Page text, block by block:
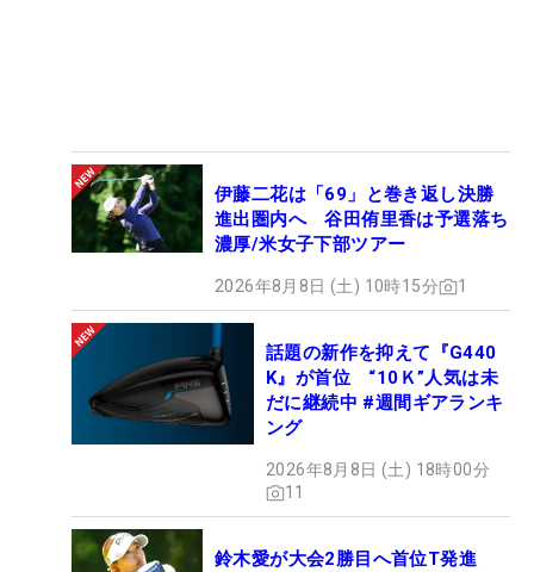
伊藤二花は「69」と巻き返し決勝
進出圏内へ 谷田侑里香は予選落ち
濃厚/米女子下部ツアー
2026年8月8日 (土) 10時15分 1
話題の新作を抑えて『G440
K』が首位 “10Ｋ”人気は未
だに継続中 #週間ギアランキ
ング
2026年8月8日 (土) 18時00分
11
鈴木愛が大会2勝目へ首位T発進